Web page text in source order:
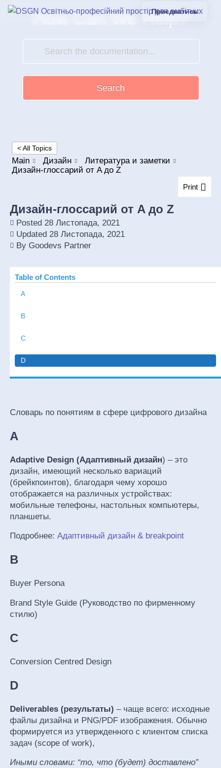
Приєднатись
How Can We Help?
Search
< All Topics
Main Дизайн
Литература и заметки
Дизайн-глоссарий от A до Z
Print
Дизайн-глоссарий от A до Z
Posted 28 Листопада, 2021
Updated 28 Листопада, 2021
By Goodevs Partner
Table of Contents
А
B
C
D
Словарь по понятиям в сфере цифрового дизайна
А
Adaptive Design (Адаптивный дизайн) – это
дизайн, имеющий несколько вариаций
(брейкпоинтов), благодаря чему хорошо
отображается на различных устройствах:
мобильные телефоны, настольных компьютеры,
планшеты.
Подробнее: Адаптивный дизайн & breakpoint
B
Buyer Persona
Brand Style Guide (Руководство по фирменному
стилю)
C
Conversion Centred Design
D
Deliverables (результаты) – чаще всего: исходные
файлы дизайна и PNG/PDF изображения. Обычно
формируется из утвержденного с клиентом списка
задач (scope of work),
Иными словами: “то, что (будет) доставлено”